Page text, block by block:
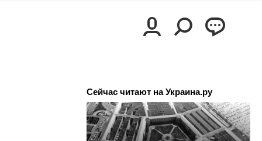
Сейчас читают на Украина.ру